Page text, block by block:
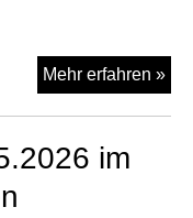
Mehr erfahren »
am
im